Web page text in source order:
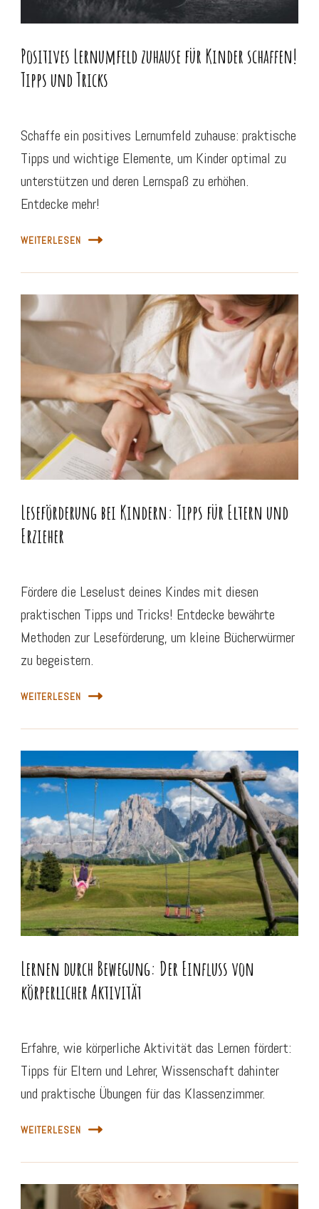
Positives Lernumfeld zuhause für Kinder schaffen!
Tipps und Tricks
Schaffe ein positives Lernumfeld zuhause: praktische
Tipps und wichtige Elemente, um Kinder optimal zu
unterstützen und deren Lernspaß zu erhöhen.
Entdecke mehr!
WEITERLESEN
Leseförderung bei Kindern: Tipps für Eltern und
Erzieher
Fördere die Leselust deines Kindes mit diesen
praktischen Tipps und Tricks! Entdecke bewährte
Methoden zur Leseförderung, um kleine Bücherwürmer
zu begeistern.
WEITERLESEN
Lernen durch Bewegung: Der Einfluss von
körperlicher Aktivität
Erfahre, wie körperliche Aktivität das Lernen fördert:
Tipps für Eltern und Lehrer, Wissenschaft dahinter
und praktische Übungen für das Klassenzimmer.
WEITERLESEN